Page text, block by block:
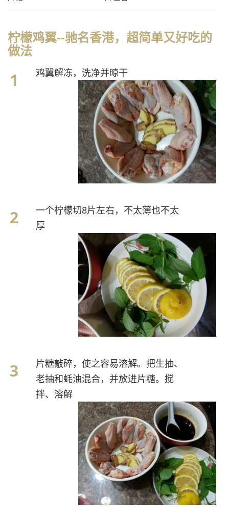
柠檬鸡翼--驰名香港，超简单又好吃的
做法
鸡翼解冻，洗净并晾干
一个柠檬切8片左右，不太薄也不太
厚
片糖敲碎，使之容易溶解。把生抽、
老抽和蚝油混合，并放进片糖。搅
拌、溶解